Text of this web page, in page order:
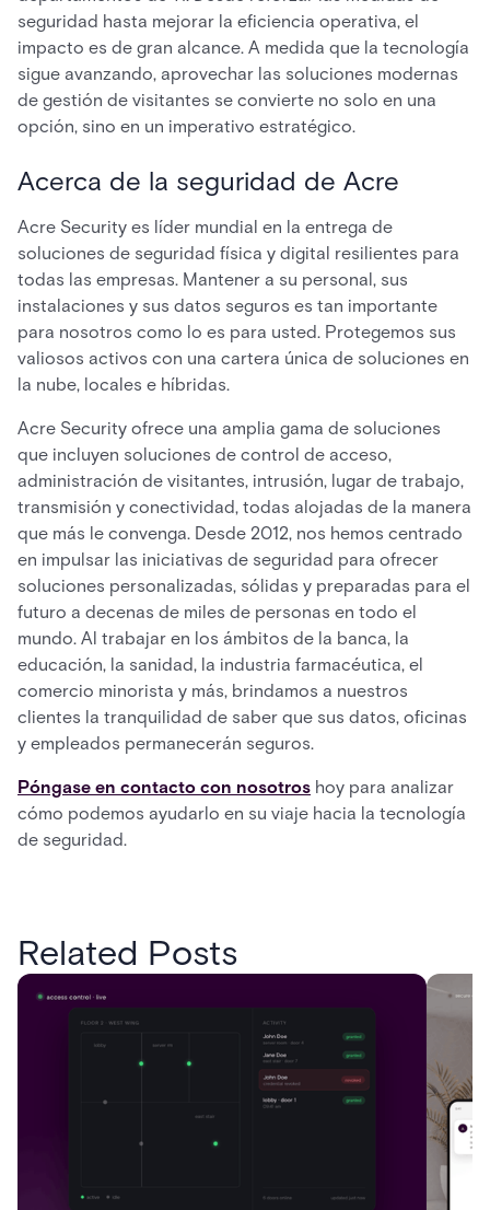
seguridad hasta mejorar la eficiencia operativa, el
impacto es de gran alcance. A medida que la tecnología
sigue avanzando, aprovechar las soluciones modernas
de gestión de visitantes se convierte no solo en una
opción, sino en un imperativo estratégico.
Acerca de la seguridad de Acre
Acre Security es líder mundial en la entrega de
soluciones de seguridad física y digital resilientes para
todas las empresas. Mantener a su personal, sus
instalaciones y sus datos seguros es tan importante
para nosotros como lo es para usted. Protegemos sus
valiosos activos con una cartera única de soluciones en
la nube, locales e híbridas.
Acre Security ofrece una amplia gama de soluciones
que incluyen soluciones de control de acceso,
administración de visitantes, intrusión, lugar de trabajo,
transmisión y conectividad, todas alojadas de la manera
que más le convenga. Desde 2012, nos hemos centrado
en impulsar las iniciativas de seguridad para ofrecer
soluciones personalizadas, sólidas y preparadas para el
futuro a decenas de miles de personas en todo el
mundo. Al trabajar en los ámbitos de la banca, la
educación, la sanidad, la industria farmacéutica, el
comercio minorista y más, brindamos a nuestros
clientes la tranquilidad de saber que sus datos, oficinas
y empleados permanecerán seguros.
Póngase en contacto con nosotros hoy para analizar
cómo podemos ayudarlo en su viaje hacia la tecnología
de seguridad.
Related Posts